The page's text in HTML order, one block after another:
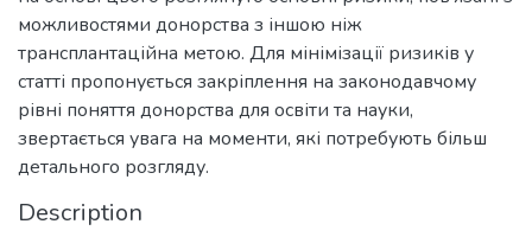
можливостями донорства з іншою ніж
трансплантаційна метою. Для мінімізації ризиків у
статті пропонується закріплення на законодавчому
рівні поняття донорства для освіти та науки,
звертається увага на моменти, які потребують більш
детального розгляду.
Description